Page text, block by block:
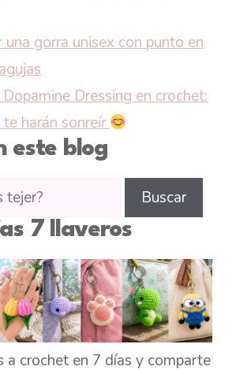
una gorra unisex con punto en
Dressing en crochet:
harán sonreír
este blog
Buscar
7 llaveros
a crochet en 7 días y comparte